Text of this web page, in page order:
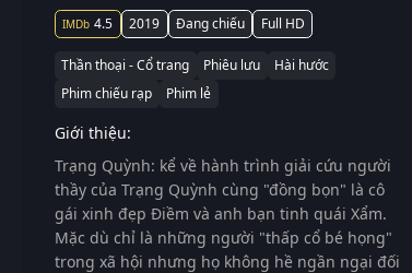
4.5 2019 Đang chiếu Full HD
Thần thoại - Cổ trang Phiêu lưu
Hài hước
Phim chiếu rạp
Phim lẻ
Giới thiệu:
Trạng Quỳnh: kể về hành trình giải cứu người
thầy của Trạng Quỳnh cùng "đồng bọn" là cô
gái xinh đẹp Điềm và anh bạn tinh quái Xẩm.
Mặc dù chỉ là những người "thấp cổ bé họng"
trong xã hội nhưng họ không hề ngần ngại đối